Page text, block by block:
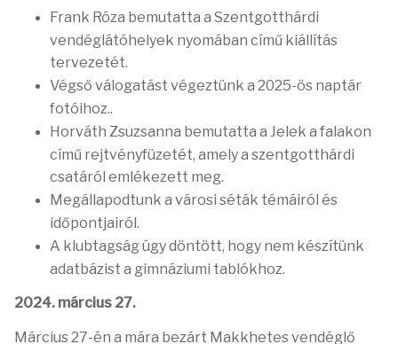
Frank Róza bemutatta a Szentgotthárdi
vendéglátóhelyek nyomában című kiállítás
tervezetét.
Végső válogatást végeztünk a 2025-ös naptár
fotóihoz..
Horváth Zsuzsanna bemutatta a Jelek a falakon
című rejtvényfüzetét, amely a szentgotthárdi
csatáról emlékezett meg.
Megállapodtunk a városi séták témáiról és
időpontjairól.
A klubtagság úgy döntött, hogy nem készítünk
adatbázist a gimnáziumi tablókhoz.
2024. március 27.
Március 27-én a mára bezárt Makkhetes vendéglő